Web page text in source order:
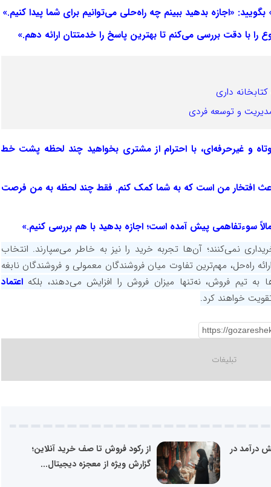
داری
و توسعه فردی
و غیرحرفه‌ای، با احترام از مشتری بخواهید چند لحظه پشت خط
افتخار من است که به شما کمک کنم. فقط چند لحظه به من فرصت
نمی‌کنند؛ آن‌ها تجربه خرید را نیز به خاطر می‌سپارند. انتخاب
راه‌حل، مهم‌ترین تفاوت میان فروشندگان معمولی و فروشندگان نابغه
به تیم فروش، نه‌تنها میزان فروش را افزایش می‌دهند، بلکهاعتماد
تقویت خواهند کرد.
درآمد در
از رکود فروش تا صف خرید آنلاین؛
گزارش ویژه از معجزه دیجیتال...